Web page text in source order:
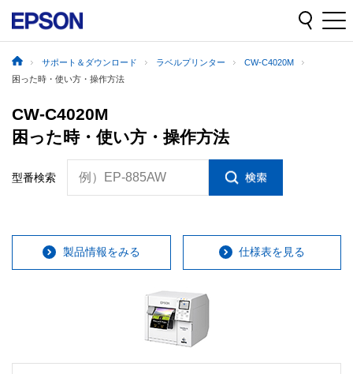
サポート＆ダウンロード ラベルプリンター
CW-C4020M
困った時・使い方・操作方法
CW-C4020M
困った時・使い方・操作方法
型番検索 例）EP-885AW
製品情報をみる 仕様表を見る